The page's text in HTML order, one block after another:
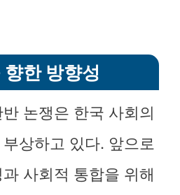
향한 방향성
논쟁은 한국 사회의
상하고 있다. 앞으로
사회적 통합을 위해